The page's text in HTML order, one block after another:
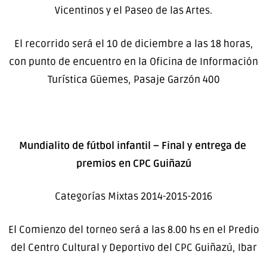
Vicentinos y el Paseo de las Artes.
El recorrido será el 10 de diciembre a las 18 horas,
con punto de encuentro en la Oficina de Información
Turística Güemes, Pasaje Garzón 400
Mundialito de fútbol infantil – Final y entrega de
premios en CPC Guiñazú
Categorías Mixtas 2014-2015-2016
El Comienzo del torneo será a las 8.00 hs en el Predio
del Centro Cultural y Deportivo del CPC Guiñazú, Ibar